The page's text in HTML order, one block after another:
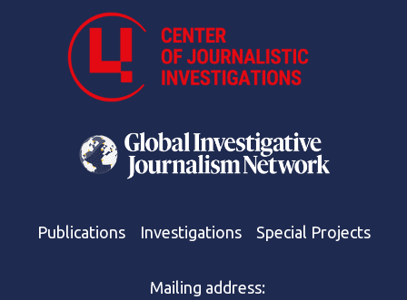
Publications Investigations Special Projects
Mailing address: